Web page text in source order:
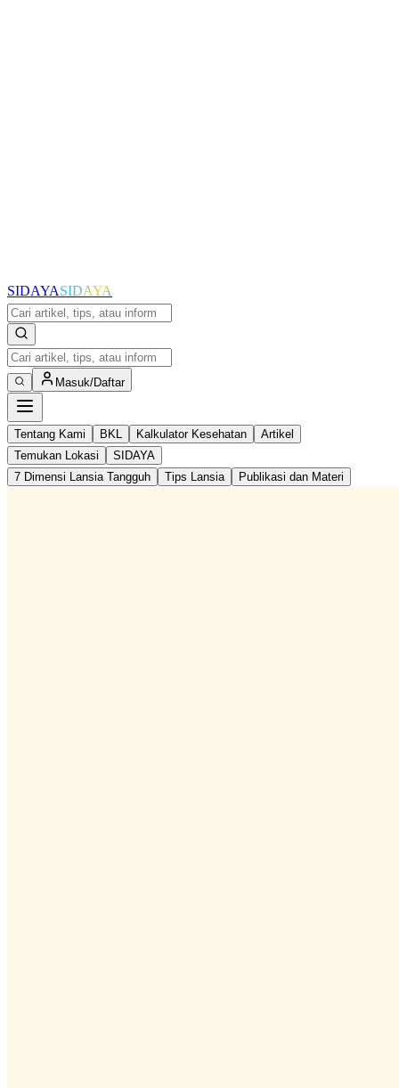
SIDAYASIDAYA
Masuk/Daftar
Tentang Kami BKL Kalkulator Kesehatan
Artikel
Temukan Lokasi
SIDAYA
7 Dimensi Lansia Tangguh
Tips Lansia Publikasi dan Materi